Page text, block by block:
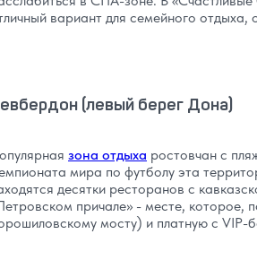
вариант для семейного отдыха,
(левый берег Дона)
зона отдыха ростовчан с
мира по футболу эта
десятки ресторанов с
причале» - месте, которое,
мосту) и платную с